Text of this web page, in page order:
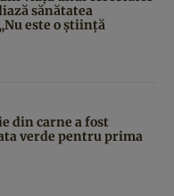
sănătatea
este o știință
din carne a fost
verde pentru prima